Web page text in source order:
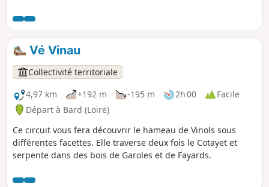
sur le Vieil-Écotay niché au fond de la vallée, avec ses belles
maisons en pierre, son château, son église, son lavoir, et ses
deux rivières qui se rejoignent sous un magnifique petit
pont en pierre.
Vé Vinau
Collectivité territoriale
4,97 km
+192 m -195 m 2h 00
Facile
Départ à Bard (Loire)
Ce circuit vous fera découvrir le hameau de Vinols sous
différentes facettes. Elle traverse deux fois le Cotayet et
serpente dans des bois de Garoles et de Fayards.